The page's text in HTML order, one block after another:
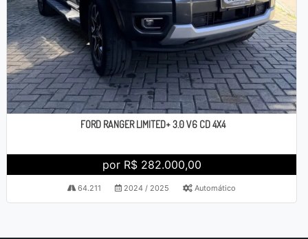
FORD RANGER LIMITED+ 3.0 V6 CD 4X4
por R$ 282.000,00
64.211 2024 / 2025 Automático